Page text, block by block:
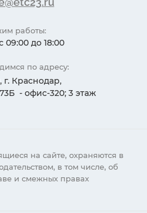
работы:
09:00 до 18:00
по адресу:
г. Краснодар,
- офис-320; 3 этаж
на сайте, охраняются в
в том числе, об
и смежных правах